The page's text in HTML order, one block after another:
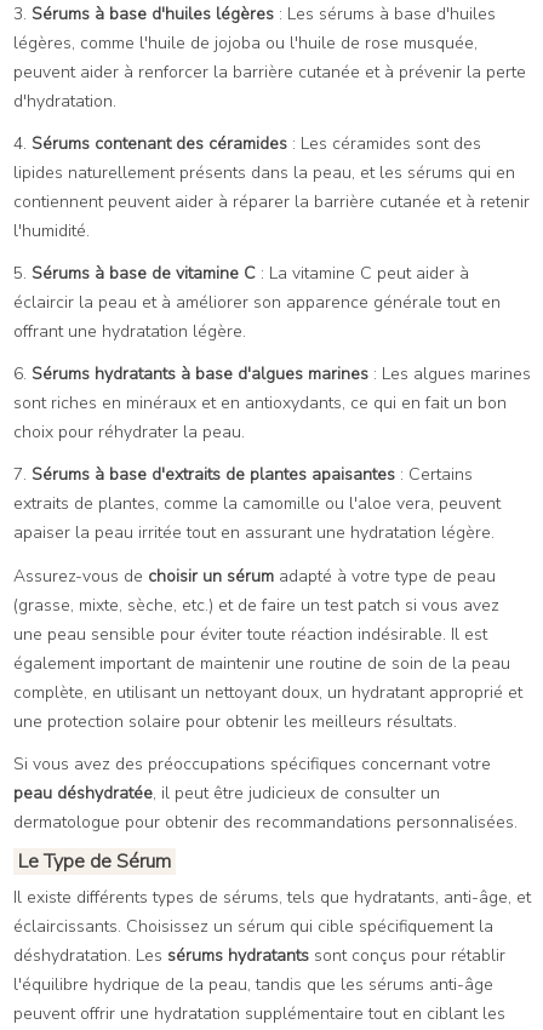
3. Sérums à base d'huiles légères: Les sérums à base d'huiles
légères, comme l'huile de jojoba ou l'huile de rose musquée,
peuvent aider à renforcer la barrière cutanée et à prévenir la perte
d'hydratation.
4. Sérums contenant des céramides: Les céramides sont des
lipides naturellement présents dans la peau, et les sérums qui en
contiennent peuvent aider à réparer la barrière cutanée et à retenir
l'humidité.
5. Sérums à base de vitamine C: La vitamine C peut aider à
éclaircir la peau et à améliorer son apparence générale tout en
offrant une hydratation légère.
6. Sérums hydratants à base d'algues marines: Les algues marines
sont riches en minéraux et en antioxydants, ce qui en fait un bon
choix pour réhydrater la peau.
7. Sérums à base d'extraits de plantes apaisantes: Certains
extraits de plantes, comme la camomille ou l'aloe vera, peuvent
apaiser la peau irritée tout en assurant une hydratation légère.
Assurez-vous de choisir un sérumadapté à votre type de peau
(grasse, mixte, sèche, etc.) et de faire un test patch si vous avez
une peau sensible pour éviter toute réaction indésirable. Il est
également important de maintenir une routine de soin de la peau
complète, en utilisant un nettoyant doux, un hydratant approprié et
une protection solaire pour obtenir les meilleurs résultats.
Si vous avez des préoccupations spécifiques concernant votre
peau déshydratée, il peut être judicieux de consulter un
dermatologue pour obtenir des recommandations personnalisées.
Le Type de Sérum
Il existe différents types de sérums, tels que hydratants, anti-âge, et
éclaircissants. Choisissez un sérum qui cible spécifiquement la
déshydratation. Les sérums hydratantssont conçus pour rétablir
l'équilibre hydrique de la peau, tandis que les sérums anti-âge
peuvent offrir une hydratation supplémentaire tout en ciblant les